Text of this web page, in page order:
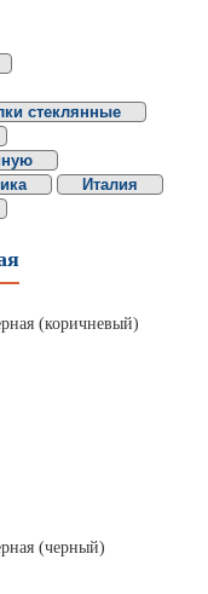
стеклянные
Италия
(коричневый)
(черный)